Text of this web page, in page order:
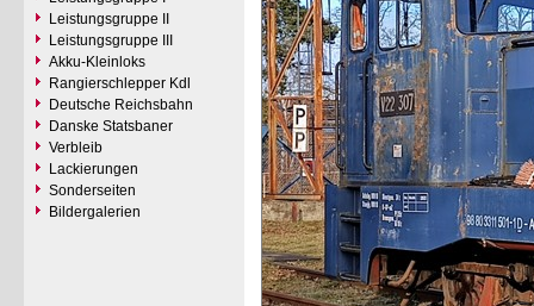
Leistungsgruppe II
Leistungsgruppe III
Akku-Kleinloks
Rangierschlepper Kdl
Deutsche Reichsbahn
Danske Statsbaner
Verbleib
Lackierungen
Sonderseiten
Bildergalerien